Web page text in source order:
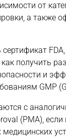
от
а также
как получить
и
GMP
с
(PMA),